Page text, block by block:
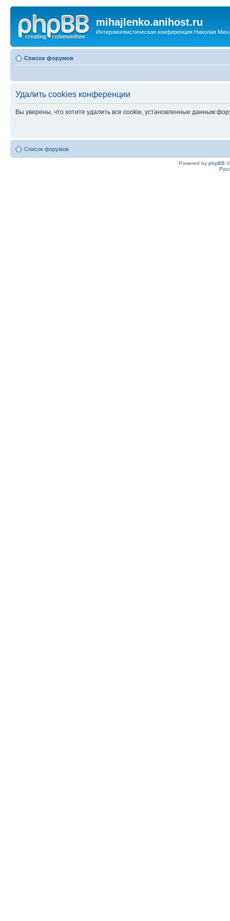
mihajlenko.anihost.ru
Интерлингвистическая конференция Николая
Список форумов
Удалить cookies конференции
Вы уверены, что хотите удалить все cookie, установленные данным
Список форумов
Powered by phpBB